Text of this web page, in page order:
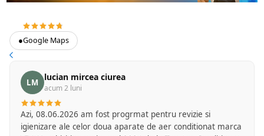
●Google Maps
LM lucian mircea ciurea
acum 2 luni
Azi, 08.06.2026 am fost progrmat pentru revizie si
igienizare ale celor doua aparate de aer conditionat marca